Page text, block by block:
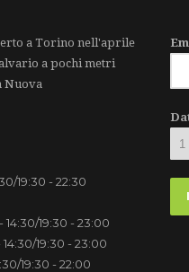
a Torino nell'aprile
a pochi metri
Nuova
19:30 - 22:30
- 14:30/19:30 - 23:00
- 14:30/19:30 - 23:00
19:30 - 22:00